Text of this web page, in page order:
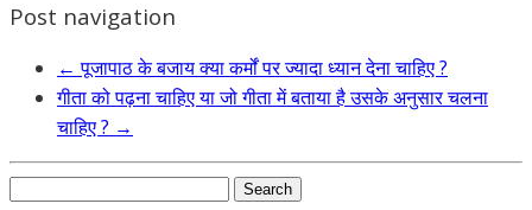
Post navigation
← पूजापाठ के बजाय क्या कर्मों पर ज्यादा ध्यान देना चाहिए ?
गीता को पढ़ना चाहिए या जो गीता में बताया है उसके अनुसार चलना
चाहिए ? →
Search